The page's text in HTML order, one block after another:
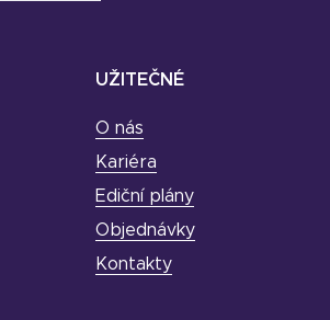
UŽITEČNÉ
O nás
Kariéra
Ediční plány
Objednávky
Kontakty